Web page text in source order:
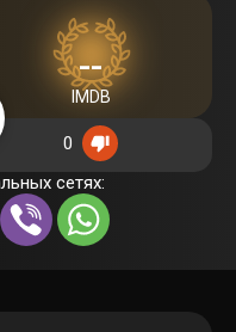
--
IMDB
0
сетях: